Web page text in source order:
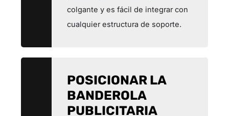
colgante y es fácil de integrar con
cualquier estructura de soporte.
POSICIONAR LA
BANDEROLA
PUBLICITARIA